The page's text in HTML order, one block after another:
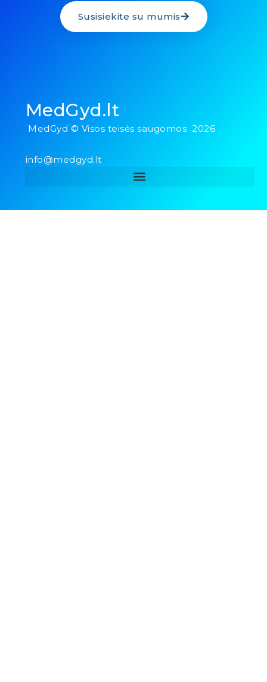
Susisiekite su mumis
MedGyd.lt
MedGyd © Visos teisės saugomos 2026
info@medgyd.lt